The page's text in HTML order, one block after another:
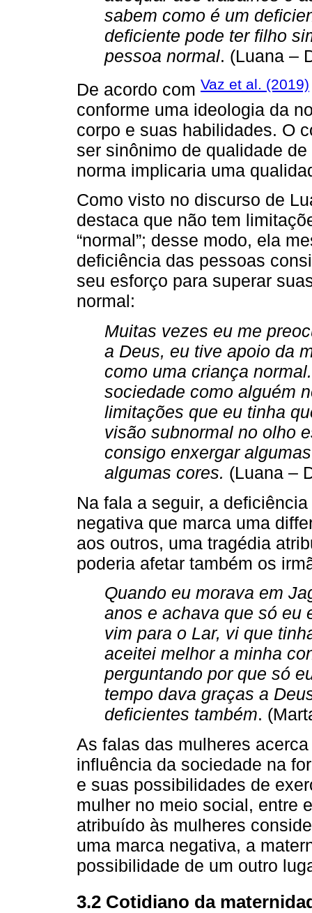
sabem como é um
deficiente pode ter filho
pessoa normal. (Luana –
De acordo com Vaz et al. (2019)
conforme uma ideologia da
corpo e suas habilidades. O
ser sinônimo de qualidade
norma implicaria uma
Como visto no discurso de
destaca que não tem
“normal”; desse modo, ela
deficiência das pessoas
seu esforço para superar
normal:
Muitas vezes eu me
a Deus, eu tive apoio da
como uma criança
sociedade como alguém
limitações que eu tinha
visão subnormal no olho
consigo enxergar
algumas cores. (Luana –
Na fala a seguir, a
negativa que marca uma
aos outros, uma tragédia
poderia afetar também os
Quando eu morava em
anos e achava que só eu
vim para o Lar, vi que
aceitei melhor a minha
perguntando por que só
tempo dava graças a
deficientes também.
As falas das mulheres
influência da sociedade na
e suas possibilidades de
mulher no meio social, entre
atribuído às mulheres
uma marca negativa, a
possibilidade de um outro
3.2 Cotidiano da